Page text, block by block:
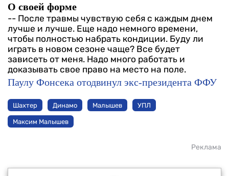
О своей форме
-- После травмы чувствую себя с каждым днем
лучше и лучше. Еще надо немного времени,
чтобы полностью набрать кондиции. Буду ли
играть в новом сезоне чаще? Все будет
зависеть от меня. Надо много работать и
доказывать свое право на место на поле.
Паулу Фонсека отодвинул экс-президента ФФУ
Шахтер Динамо Малышев УПЛ
Максим Малышев
Реклама